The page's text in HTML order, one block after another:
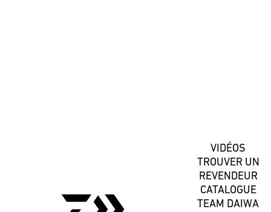
VIDÉOS
TROUVER UN
REVENDEUR
CATALOGUE
TEAM DAIWA